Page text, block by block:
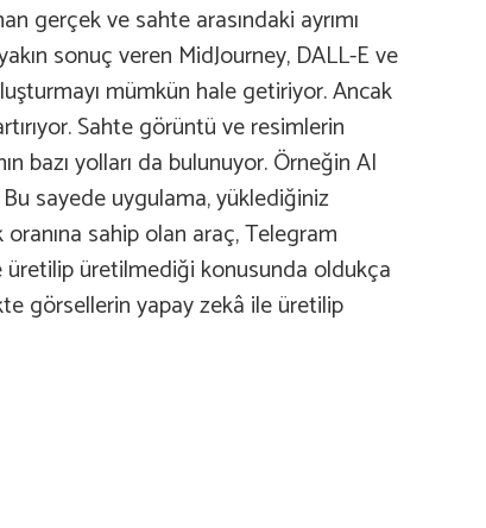
gerçek ve sahte arasındaki ayrımı
sonuç veren MidJourney, DALL-E ve
mümkün hale getiriyor. Ancak
Sahte görüntü ve resimlerin
bazı yolları da bulunuyor. Örneğin AI
sayede uygulama, yüklediğiniz
sahip olan araç, Telegram
üretilip üretilmediği konusunda oldukça
görsellerin yapay zekâ ile üretilip